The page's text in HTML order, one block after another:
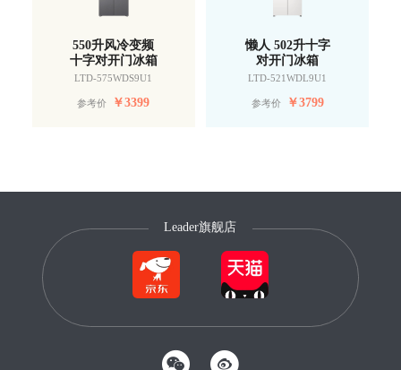
550升风冷变频
十字对开门冰箱
LTD-575WDS9U1
参考价 ￥3399
懒人 502升十字
对开门冰箱
LTD-521WDL9U1
参考价 ￥3799
Leader旗舰店